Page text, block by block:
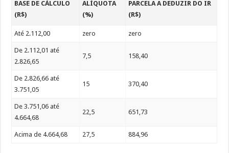
BASE DE CÁLCULO
(R$)
ALÍQUOTA
(%)
PARCELA A DEDUZIR DO IR
(R$)
Até 2.112,00 zero zero
De 2.112,01 até
2.826,65
7,5 158,40
De 2.826,66 até
3.751,05
15 370,40
De 3.751,06 até
4.664,68
22,5 651,73
Acima de 4.664,68 27,5 884,96